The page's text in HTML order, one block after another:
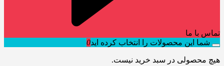
تماس با ما
شما این محصولات را انتخاب کرده اید0
هیچ محصولی در سبد خرید نیست.